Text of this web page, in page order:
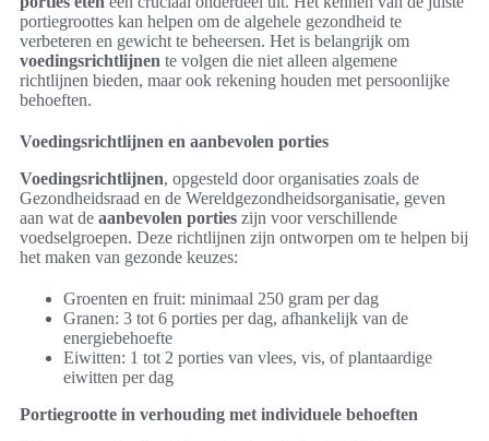
portiegroottes kan helpen om de algehele gezondheid te
verbeteren en gewicht te beheersen. Het is belangrijk om
voedingsrichtlijnen te volgen die niet alleen algemene
richtlijnen bieden, maar ook rekening houden met persoonlijke
behoeften.
Voedingsrichtlijnen en aanbevolen porties
Voedingsrichtlijnen, opgesteld door organisaties zoals de
Gezondheidsraad en de Wereldgezondheidsorganisatie, geven
aan wat de aanbevolen porties zijn voor verschillende
voedselgroepen. Deze richtlijnen zijn ontworpen om te helpen bij
het maken van gezonde keuzes:
Groenten en fruit: minimaal 250 gram per dag
Granen: 3 tot 6 porties per dag, afhankelijk van de
energiebehoefte
Eiwitten: 1 tot 2 porties van vlees, vis, of plantaardige
eiwitten per dag
Portiegrootte in verhouding met individuele behoeften